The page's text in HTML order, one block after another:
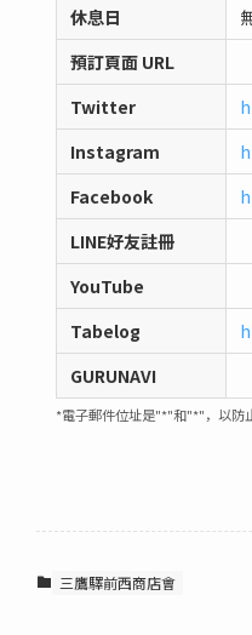
休息日
預訂頁面 URL
Twitter
Instagram
Facebook
LINE好友註冊
YouTube
Tabelog
GURUNAVI
*電子郵件位址是"*"和"*"，以防
三鷹驛前西商店會